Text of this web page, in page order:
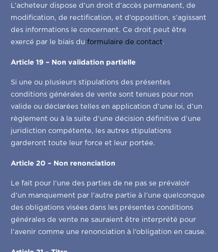
L’acheteur dispose d’un droit d’accès permanent, de
modification, de rectification, et d’opposition, s’agissant
des informations le concernant. Ce droit peut être
exercé par le biais du formulaire de contact.
Article 19 – Non validation partielle
Si une ou plusieurs stipulations des présentes
conditions générales de vente sont tenues pour non
valide ou déclarées telles en application d’une loi, d’un
règlement ou à la suite d’une décision définitive d’une
juridiction compétente, les autres stipulations
garderont toute leur force et leur portée.
Article 20 – Non renonciation
Le fait pour l’une des parties de ne pas se prévaloir
d’un manquement par l’autre partie à l’une quelconque
des obligations visées dans les présentes conditions
générales de vente ne sauraient être interprété pour
l’avenir comme une renonciation à l’obligation en cause.